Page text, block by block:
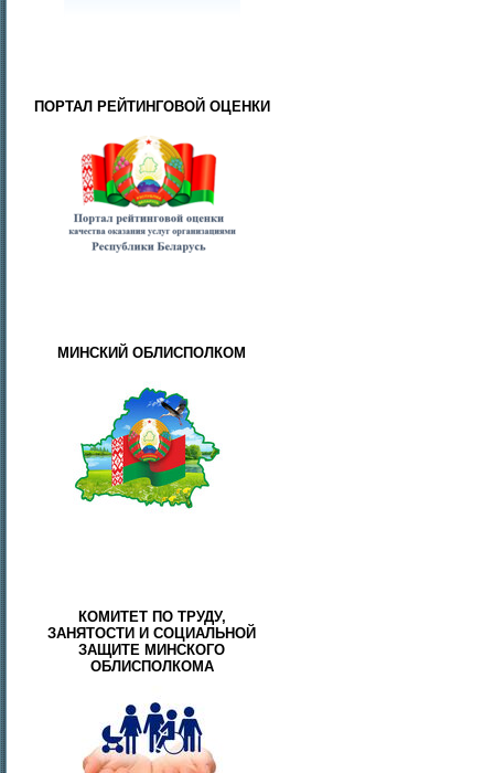
ПОРТАЛ РЕЙТИНГОВОЙ ОЦЕНКИ
МИНСКИЙ ОБЛИСПОЛКОМ
КОМИТЕТ ПО ТРУДУ,
ЗАНЯТОСТИ И СОЦИАЛЬНОЙ
ЗАЩИТЕ МИНСКОГО
ОБЛИСПОЛКОМА